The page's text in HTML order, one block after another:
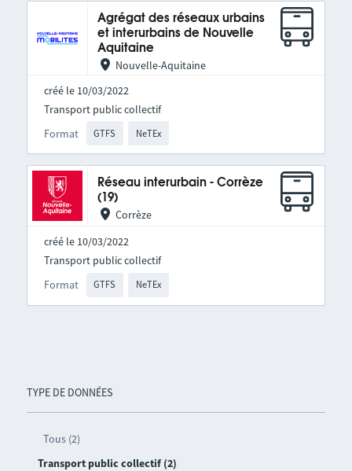
TYPE DE DONNÉES
Tous (2)
Transport public collectif (2)
Agrégat des réseaux urbains
et interurbains de Nouvelle
Aquitaine
Nouvelle-Aquitaine
créé le 10/03/2022
Format GTFS NeTEx
Transport public collectif
Réseau interurbain - Corrèze
(19)
Corrèze
créé le 10/03/2022
Format GTFS NeTEx
Transport public collectif